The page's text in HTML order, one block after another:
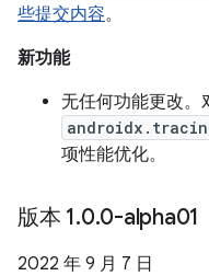
些提交内容。
新功能
无任何功能更改。
项性能优化。
版本 1.0.0-alpha01
2022 年 9 月 7 日